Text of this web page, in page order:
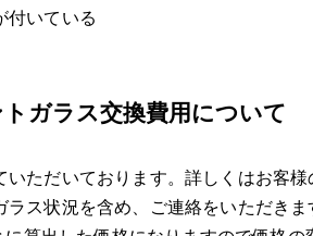
⑭CH-Rのフロントガラスの種類
国産社外ガラス
熱反射ガラスコートテクト
付いている
ガラス交換費用について
ただいております。詳しくはお客
ス状況を含め、ご連絡をいただきま